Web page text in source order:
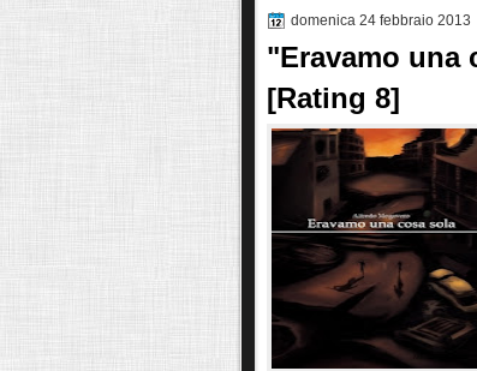
domenica 24 febbraio 2013
"Eravamo una
[Rating 8]